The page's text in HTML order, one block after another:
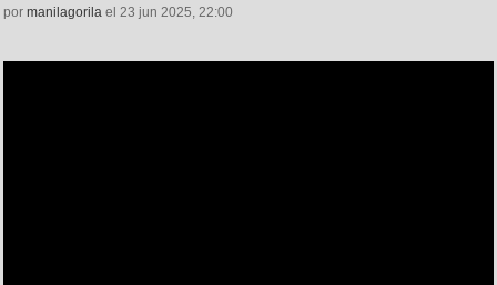
por manilagorila el 23 jun 2025, 22:00